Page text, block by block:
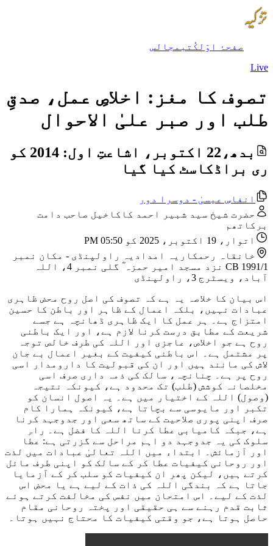
صفحۂ اوّل کُتب مجالس
Live
تصوف کا مغز: اخلاصِ عمل، صدقِ
طلب اور صبر علیٰ الاحوال
بدھ،22 اکتوبر، اشاعتِ اول: 2014 کو
ری براڈکاسٹ کیا گیا
انفاسِ عیسیٰ - دوسرا دور
حضرت شیخ سید شبیر احمد کاکاخیل صاحب دامت
برکاتھم
اتوار، 19 اکتوبر، 2025 کو 05:50 PM
خانقاہ رحمکاریہ امدادیہ راولپنڈی - مکان نمبر
CB 1991/1 نزد مسجد امیر حمزہ ؓ گلی نمبر 4، اللہ
آباد، ویسٹرج 3، راولپنڈی
اس بیان کا خلاصہ یہ ہے کہ تصوف کی اصل روح محض ظاہری
عبادات نہیں، بلکہ اعمال کے ظاہر اور باطن کا حسین
امتزاج ہے۔ ہر عمل کا ایک ظاہری ڈھانچہ ہے جسے
شریعت کے مطابق درست کرنا لازم ہے، اور ایک باطنی
روح ہے جو اخلاص، عاجزی اور اللہ کی طرف خالص توجہ
پر مشتمل ہے۔ اس باطنی کیفیت کے بغیر اعمال بے جان
لاش کی مانند ہیں اور ان کی قبولیت کا دارومدار اسی
روح پر ہے۔ چنانچہ، سالک کی ذمہ داری صرف اسی
مخلصانہ کوشش (طلب) تک محدود ہے، کیونکہ نتیجہ
(وصول) اللہ کے اختیار میں ہے۔ یہ اصول انسان کو
تکبر اور مایوسی سے بچاتا ہے، کیونکہ ہمارا کام
صرف اپنی پوری صلاحیت کے ساتھ سعی اور جدوجہد کرنا
ہے، جبکہ کامیابی عطا کرنا اللہ کا فضل ہے۔ راہِ
سلوک کی یہ جدوجہد دو اہم مراحل سے گزرتی ہے: عطا
اور آزمائش۔ ابتداء میں اللہ تعالیٰ عبادات میں لذت
اور روحانی کیفیات عطا کر کے سالک کو اپنی طرف مائل
کرتے ہیں، لیکن پھر ان کیفیات کو سلب کر کے آزمایا
جاتا ہے کہ بندگی اللہ کی ذات کے لیے ہے یا محض اس
لذت کے لیے۔ اس امتحان میں نفس کی مخالفت کرتے ہوئے
ثابت قدم رہنے سے ہی حقیقی اور پختہ روحانی مقام
حاصل ہوتا ہے، جو وقتی کیفیات کا محتاج نہیں ہوتا۔